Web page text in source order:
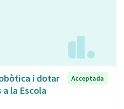
i dotar
la Escola
Acceptada